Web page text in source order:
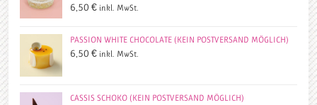
6,50 € inkl. MwSt.
PASSION WHITE CHOCOLATE (KEIN POSTVERSAND MÖGLICH)
6,50 € inkl. MwSt.
CASSIS SCHOKO (KEIN POSTVERSAND MÖGLICH)